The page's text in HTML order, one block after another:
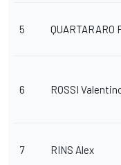
5 QUARTARARO
6 ROSSI
7 RINS Alex